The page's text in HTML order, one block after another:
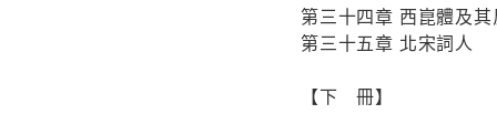
第三十四章 西崑體及其
第三十五章 北宋詞人
【下 冊】